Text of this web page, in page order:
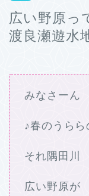
広い野原っ
渡良瀬遊水
みなさーん
♪春のうらら
それ隅田
広い野原